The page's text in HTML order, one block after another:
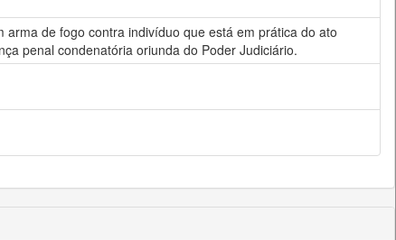
de fogo contra indivíduo que está em prática do ato
penal condenatória oriunda do Poder Judiciário.